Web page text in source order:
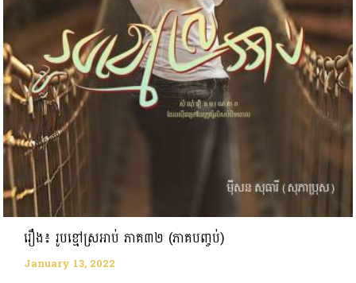
រឿង៖ រូបខ្មៅស្រអាប់ ភាគ៣២ (ភាគបញ្ចប់)
January 13, 2022